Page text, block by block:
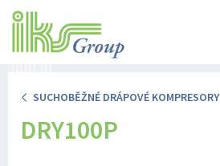
SUCHOBĚŽNÉ DRÁPOVÉ KOMPRESORY
DRY100P